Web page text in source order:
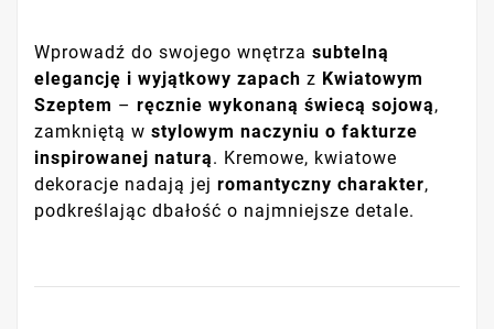
Wprowadź do swojego wnętrza subtelną
elegancję i wyjątkowy zapach z Kwiatowym
Szeptem – ręcznie wykonaną świecą sojową,
zamkniętą w stylowym naczyniu o fakturze
inspirowanej naturą. Kremowe, kwiatowe
dekoracje nadają jej romantyczny charakter,
podkreślając dbałość o najmniejsze detale.